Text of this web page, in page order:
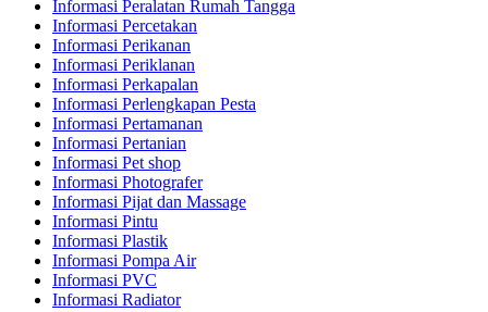
Informasi Peralatan Rumah Tangga
Informasi Percetakan
Informasi Perikanan
Informasi Periklanan
Informasi Perkapalan
Informasi Perlengkapan Pesta
Informasi Pertamanan
Informasi Pertanian
Informasi Pet shop
Informasi Photografer
Informasi Pijat dan Massage
Informasi Pintu
Informasi Plastik
Informasi Pompa Air
Informasi PVC
Informasi Radiator